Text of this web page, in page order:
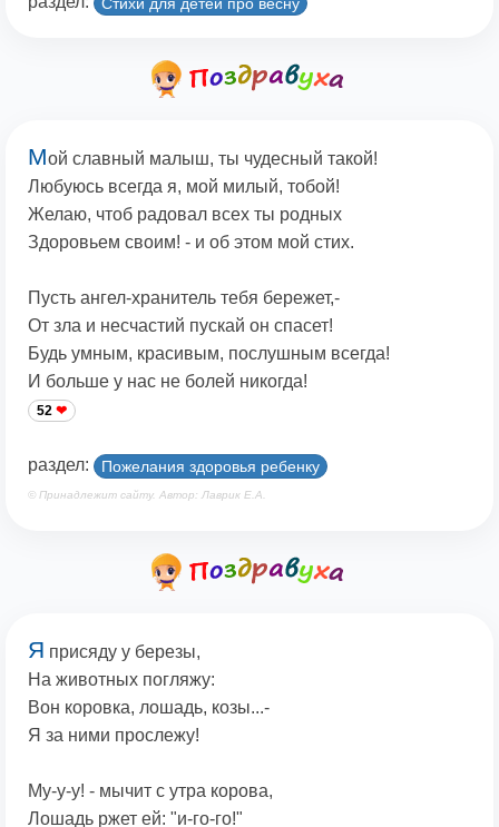
Мой славный малыш, ты чудесный такой!
Любуюсь всегда я, мой милый, тобой!
Желаю, чтоб радовал всех ты родных
Здоровьем своим! - и об этом мой стих.
Пусть ангел-хранитель тебя бережет,-
От зла и несчастий пускай он спасет!
Будь умным, красивым, послушным всегда!
И больше у нас не болей никогда!
52
раздел: Пожелания здоровья ребенку
© Принадлежит сайту. Автор: Лаврик Е.А.
Я присяду у березы,
На животных погляжу:
Вон коровка, лошадь, козы...-
Я за ними прослежу!
Му-у-у! - мычит с утра корова,
Лошадь ржет ей: "и-го-го!"